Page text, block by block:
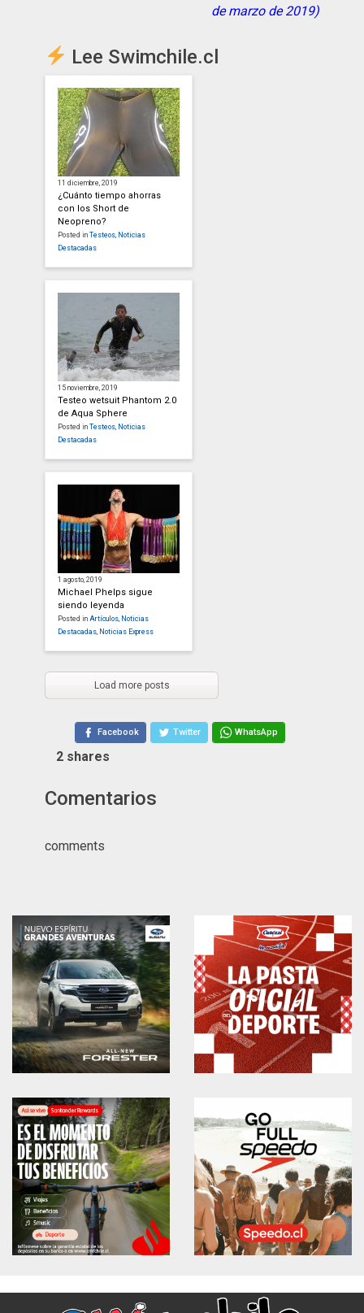
de marzo de 2019)
Lee Swimchile.cl
11 diciembre, 2019
¿Cuánto tiempo ahorras
con los Short de
Neopreno?
Posted in Testeos, Noticias
Destacadas
15 noviembre, 2019
Testeo wetsuit Phantom 2.0
de Aqua Sphere
Posted in Testeos, Noticias
Destacadas
1 agosto, 2019
Michael Phelps sigue
siendo leyenda
Posted in Artículos, Noticias
Destacadas, Noticias Express
Load more posts
Facebook Twitter WhatsApp
2 shares
Comentarios
comments